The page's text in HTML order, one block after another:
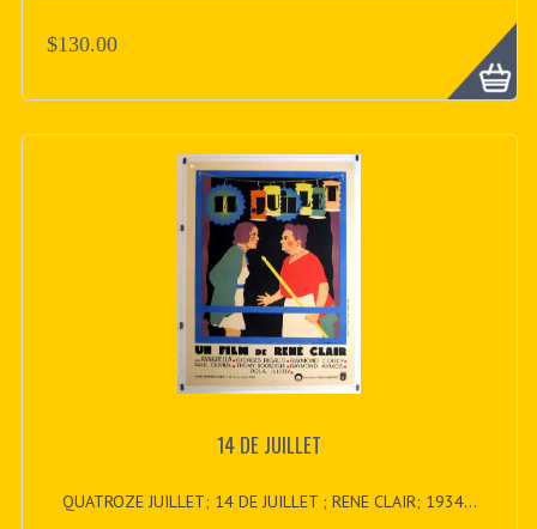
$130.00
14 DE JUILLET
QUATROZE JUILLET; 14 DE JUILLET ; RENE CLAIR; 1934...